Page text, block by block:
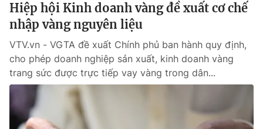
Hiệp hội Kinh doanh vàng đề xuất cơ chế
nhập vàng nguyên liệu
VTV.vn - VGTA đề xuất Chính phủ ban hành quy định,
cho phép doanh nghiệp sản xuất, kinh doanh vàng
trang sức được trực tiếp vay vàng trong dân...